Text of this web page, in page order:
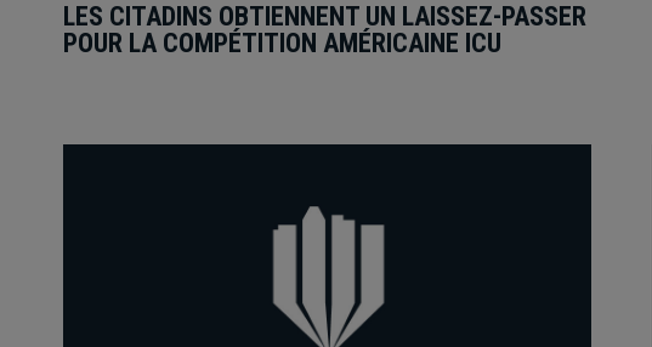
LES CITADINS OBTIENNENT UN LAISSEZ-PASSER
POUR LA COMPÉTITION AMÉRICAINE ICU